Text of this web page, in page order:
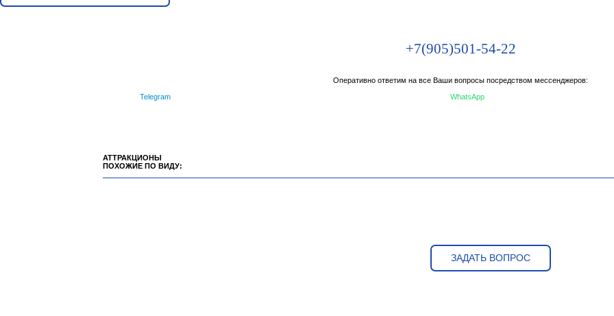
+7(905)501-54-22
Оперативно ответим на все Ваши вопросы посредством мессенджеров:
Telegram
WhatsApp
АТТРАКЦИОНЫ
ПОХОЖИЕ ПО ВИДУ:
ЗАДАТЬ ВОПРОС